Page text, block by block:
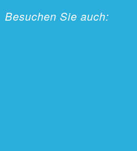
Besuchen Sie auch: